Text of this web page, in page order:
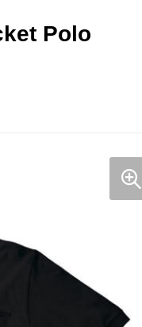
Polo